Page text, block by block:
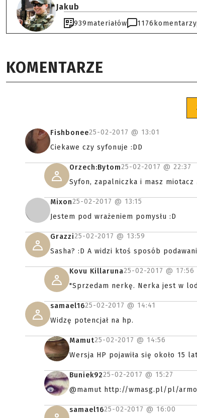
Jakub
939materiałów 1176 komentarzy
KOMENTARZE
Fishbonee25-02-2017 @ 13:01
Ciekawe czy syfonuje :DD
Orzech:Bytom25-02-2017 @ 22:37
Syfon, zapalniczka i masz miotacz
Mixon25-02-2017 @ 13:15
Jestem pod wrażeniem pomysłu :D
Grazzi25-02-2017 @ 13:59
Sasha? :D A widzi ktoś sposób
Kovu Killaruna25-02-2017 @ 17:56
"Sprzedam nerkę. Nerka jest w
samael1625-02-2017 @ 14:41
Widzę potencjał na hp.
Mamut25-02-2017 @ 14:56
Wersja HP pojawiła się około 15
Buniek9225-02-2017 @ 15:27
@mamut http://wmasg.pl/pl/
samael1625-02-2017 @ 16:00